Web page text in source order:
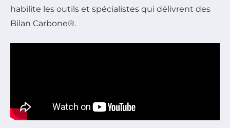
habilite les outils et spécialistes qui délivrent des
Bilan Carbone®.